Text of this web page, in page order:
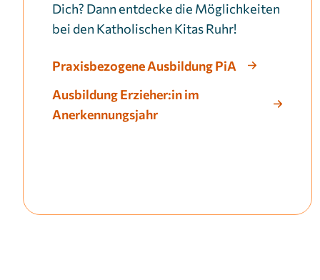
Dich? Dann entdecke die Möglichkeiten
bei den Katholischen Kitas Ruhr!
Praxisbezogene Ausbildung PiA
Ausbildung Erzieher:in im
Anerkennungsjahr